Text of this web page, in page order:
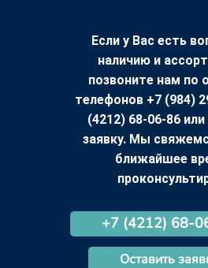
Если у Вас есть
наличию и
позвоните нам по
телефонов +7 (984)
(4212) 68-06-86
заявку. Мы
ближайшее
+7 (4212) 68-
Оставить